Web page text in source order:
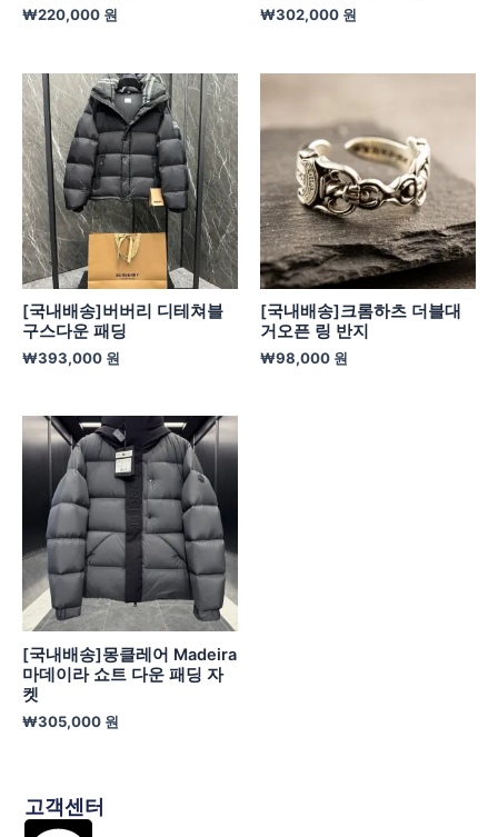
₩220,000 원 ₩302,000 원
[국내배송]버버리 디테쳐블
구스다운 패딩
₩393,000 원
[국내배송]크롬하츠 더블대
거오픈 링 반지
₩98,000 원
[국내배송]몽클레어 Madeira
마데이라 쇼트 다운 패딩 자
켓
₩305,000 원
고객센터